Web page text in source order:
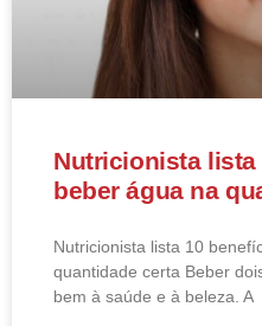
Nutricionista
beber água na
Nutricionista lista 10
quantidade certa Beber
bem à saúde e à beleza. A